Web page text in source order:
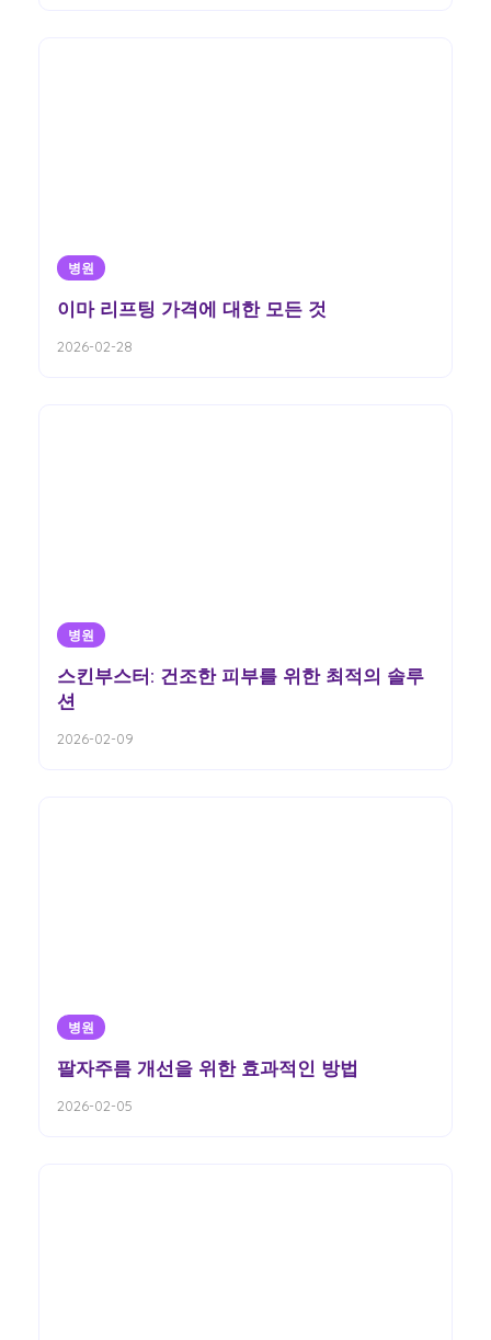
병원
이마 리프팅 가격에 대한 모든 것
2026-02-28
병원
스킨부스터: 건조한 피부를 위한 최적의 솔루
션
2026-02-09
병원
팔자주름 개선을 위한 효과적인 방법
2026-02-05